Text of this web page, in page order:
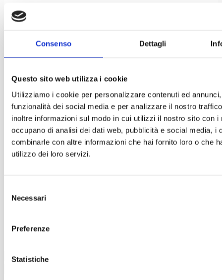
Consenso Dettagli
Questo sito web utilizza i cookie
Utilizziamo i cookie per personalizzare contenuti ed
funzionalità dei social media e per analizzare il nostro
inoltre informazioni sul modo in cui utilizzi il nostro sito con i
occupano di analisi dei dati web, pubblicità e social media, i
combinarle con altre informazioni che hai fornito loro o che
utilizzo dei loro servizi.
delNecessari
Preferenze
Statistiche
ONE VALVE,
: OYSTER
19
Dicembre
2023
LAST BUT
NOT LEAST
2023
Information?